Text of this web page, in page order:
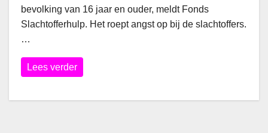
bevolking van 16 jaar en ouder, meldt Fonds
Slachtofferhulp. Het roept angst op bij de slachtoffers.
…
Lees verder